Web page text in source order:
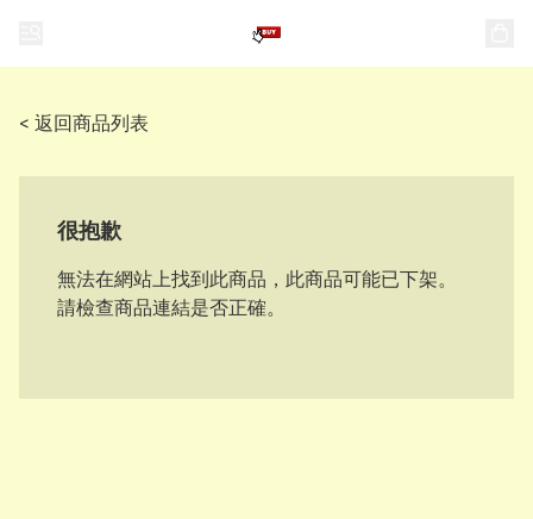
< 返回商品列表
很抱歉
無法在網站上找到此商品，此商品可能已下架。
請檢查商品連結是否正確。